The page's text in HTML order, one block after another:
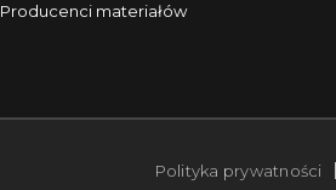
Producenci materiałów
Polityka prywatności